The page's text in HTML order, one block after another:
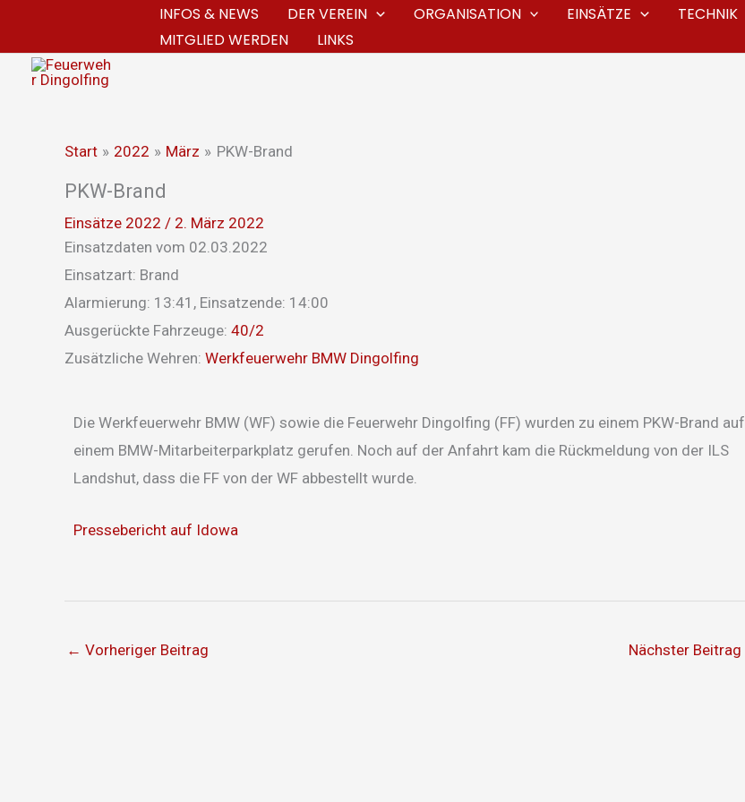
springen
INFOS & NEWS DER VEREIN ORGANISATION EINSÄTZE TECHNIK
MITGLIED WERDEN
LINKS
Start 2022 März PKW-Brand
PKW-Brand
Einsätze 2022 / 2. März 2022
Einsatzdaten vom 02.03.2022
Einsatzart: Brand
Alarmierung: 13:41, Einsatzende: 14:00
Ausgerückte Fahrzeuge: 40/2
Zusätzliche Wehren: Werkfeuerwehr BMW Dingolfing
Die Werkfeuerwehr BMW (WF) sowie die Feuerwehr Dingolfing (FF) wurden zu einem PKW-Brand auf
einem BMW-Mitarbeiterparkplatz gerufen. Noch auf der Anfahrt kam die Rückmeldung von der ILS
Landshut, dass die FF von der WF abbestellt wurde.
Pressebericht auf Idowa
← Vorheriger Beitrag Nächster Beitrag